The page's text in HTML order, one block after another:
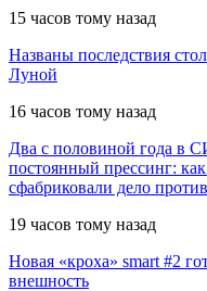
15 часов тому назад
Названы последствия
Луной
16 часов тому назад
Два с половиной года в
постоянный прессинг:
сфабриковали дело
19 часов тому назад
Новая «кроха» smart #2
внешность